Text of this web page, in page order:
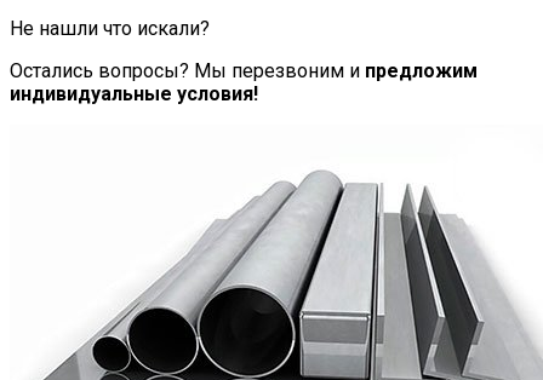
Не нашли что искали?
Остались вопросы? Мы перезвоним и предложим
индивидуальные условия!